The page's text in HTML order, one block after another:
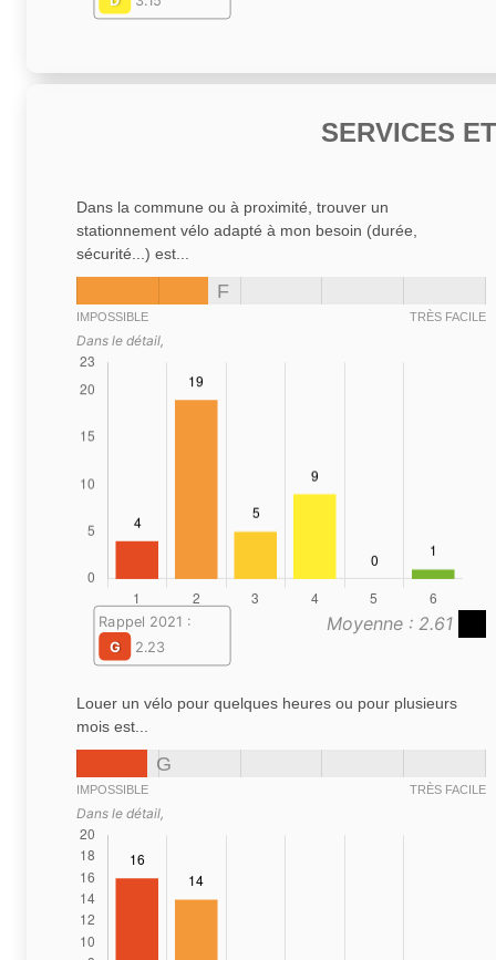
SERVICES
Dans la commune ou à proximité, trouver un
stationnement vélo adapté à mon besoin (durée,
sécurité...) est...
F
IMPOSSIBLE TRÈS FACILE
Dans le détail,
Moyenne : 2.61
Rappel 2021 :
G
2.23
Louer un vélo pour quelques heures ou pour plusieurs
mois est...
G
IMPOSSIBLE TRÈS FACILE
Dans le détail,